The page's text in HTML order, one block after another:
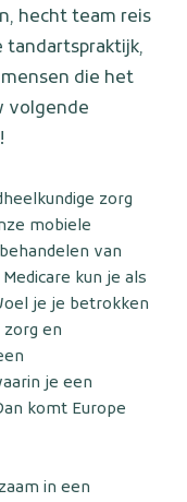
hecht team reis
tandartspraktijk,
die het
volgende
zorg
mobiele
van
kun je als
je je betrokken
en
je een
komt Europe
in een